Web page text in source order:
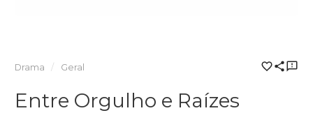
Drama Geral
Entre Orgulho e Raízes